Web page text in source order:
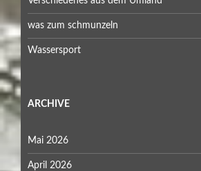
was zum schmunzeln
Wassersport
ARCHIVE
Mai 2026
April 2026